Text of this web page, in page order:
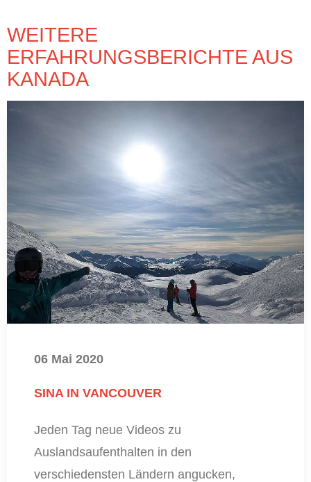
WEITERE
ERFAHRUNGSBERICHTE AUS
KANADA
06 Mai 2020
SINA IN VANCOUVER
Jeden Tag neue Videos zu
Auslandsaufenthalten in den
verschiedensten Ländern angucken,